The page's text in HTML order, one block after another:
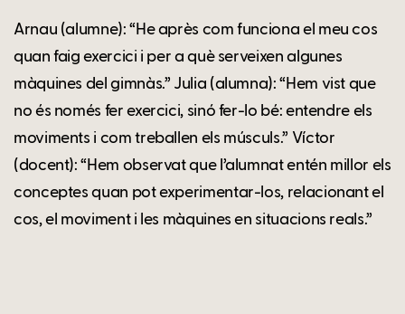
Arnau (alumne): “He après com funciona el meu cos
quan faig exercici i per a què serveixen algunes
màquines del gimnàs.” Julia (alumna): “Hem vist que
no és només fer exercici, sinó fer-lo bé: entendre els
moviments i com treballen els músculs.” Víctor
(docent): “Hem observat que l’alumnat entén millor els
conceptes quan pot experimentar-los, relacionant el
cos, el moviment i les màquines en situacions reals.”